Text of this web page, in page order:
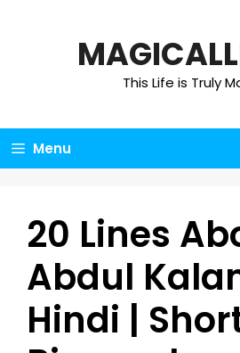
This Life is Truly
Menu
20 Lines
Abdul
Hindi |